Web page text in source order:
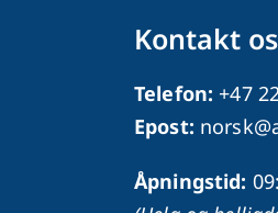
Kontakt
Telefon: +47
Epost:
Åpningstid: